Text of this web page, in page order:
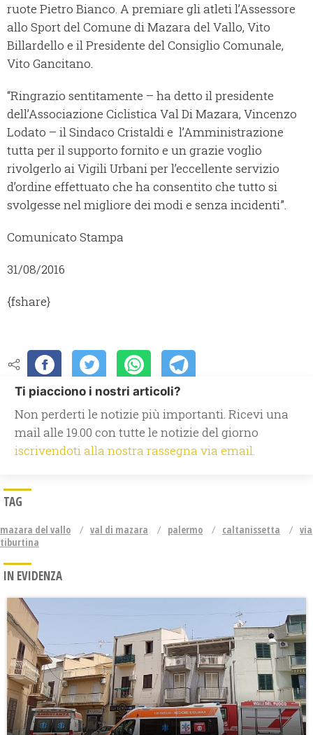
ruote Pietro Bianco. A premiare gli atleti l’Assessore
allo Sport del Comune di Mazara del Vallo, Vito
Billardello e il Presidente del Consiglio Comunale,
Vito Gancitano.
“Ringrazio sentitamente – ha detto il presidente
dell’Associazione Ciclistica Val Di Mazara, Vincenzo
Lodato – il Sindaco Cristaldi e l’Amministrazione
tutta per il supporto fornito e un grazie voglio
rivolgerlo ai Vigili Urbani per l’eccellente servizio
d’ordine effettuato che ha consentito che tutto si
svolgesse nel migliore dei modi e senza incidenti”.
Comunicato Stampa
31/08/2016
{fshare}
Ti piacciono i nostri articoli?
Non perderti le notizie più importanti. Ricevi una
mail alle 19.00 con tutte le notizie del giorno
iscrivendoti alla nostra rassegna via email.
TAG
mazara del vallo val di mazara palermo caltanissetta
via
tiburtina
IN EVIDENZA